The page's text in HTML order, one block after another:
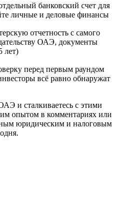
банковский счет для
личные и деловые финансы
отчетность с самого
ОАЭ, документы
лет)
перед первым раундом
всё равно обнаружат
и сталкиваетесь с этими
опытом в комментариях или
юридическим и налоговым